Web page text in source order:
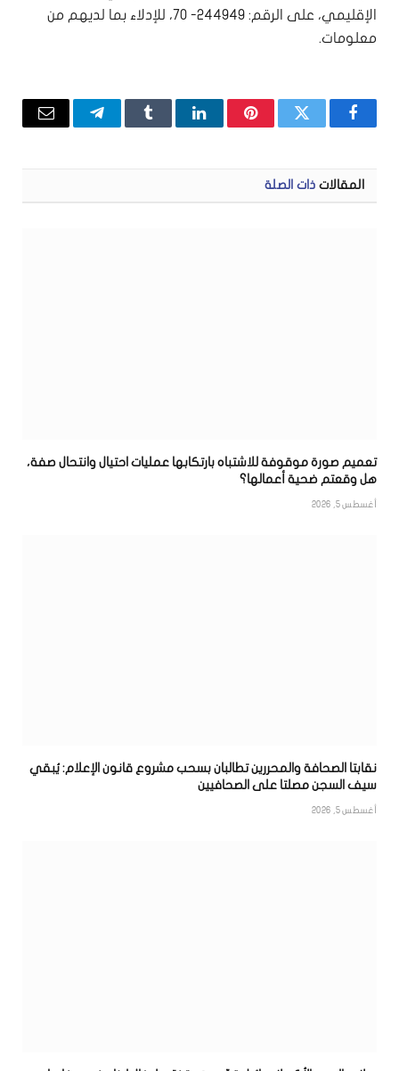
الإقليمي، على الرقم: 244949- 70، للإدلاء بما لديهم من
معلومات.
فيسبوكتويتر بينتيريستلينكدإنTumblrتيلقرامالبريد
المقالات ذات الصلة
تعميم صورة موقوفة للاشتباه بارتكابها عمليات احتيال وانتحال صفة،
هل وقعتم ضحية أعمالها؟
أغسطس 5, 2026
نقابتا الصحافة والمحررين تطالبان بسحب مشروع قانون الإعلام: يُبقي
سيف السجن مصلتا على الصحافيين
أغسطس 5, 2026